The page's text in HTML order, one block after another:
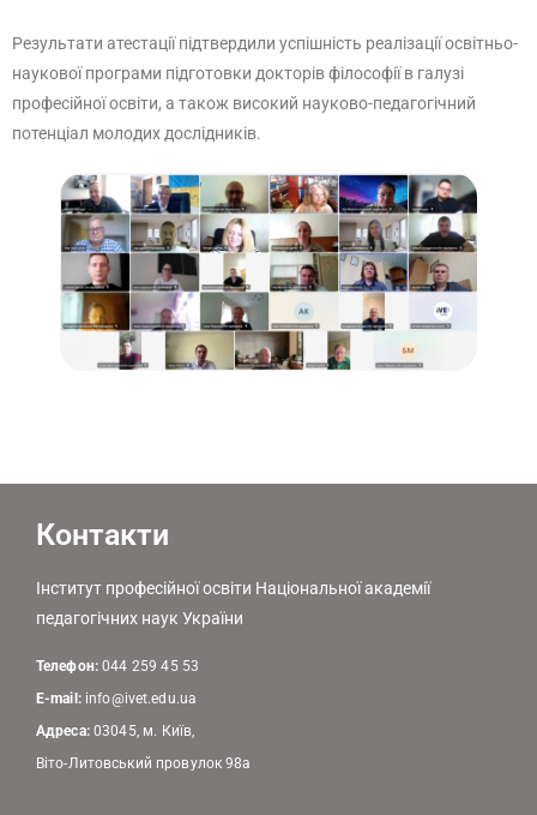
Результати атестації підтвердили успішність реалізації освітньо-
наукової програми підготовки докторів філософії в галузі
професійної освіти, а також високий науково-педагогічний
потенціал молодих дослідників.
Контакти
Інститут професійної освіти Національної академії
педагогічних наук України
Телефон:044 259 45 53
E-mail: info@ivet.edu.ua
Адреса:03045, м. Київ,
Віто-Литовський провулок 98а